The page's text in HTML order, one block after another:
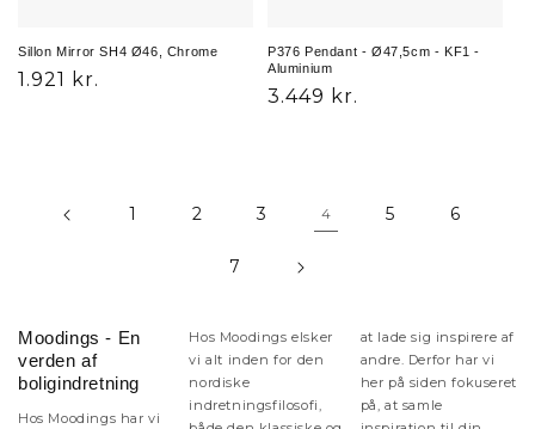
Sillon Mirror SH4 Ø46, Chrome
Normalpris
1.921 kr.
P376 Pendant - Ø47,5cm - KF1 -
Aluminium
Normalpris
3.449 kr.
1 2 3 4 5 6
7
Moodings - En
verden af
boligindretning
Hos Moodings har vi
Hos Moodings elsker
vi alt inden for den
nordiske
indretningsfilosofi,
at lade sig inspirere af
andre. Derfor har vi
her på siden fokuseret
på, at samle